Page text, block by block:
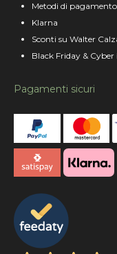
Metodi di pagamento
Klarna
Sconti su Walter
Black Friday &
Pagamenti sicuri